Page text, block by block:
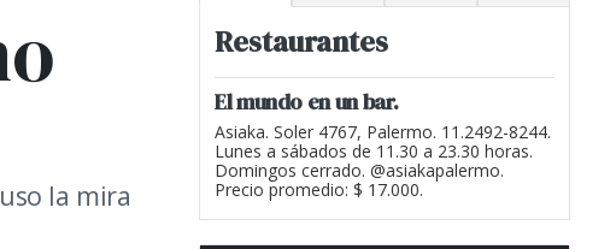
la mira
Restaurantes
El mundo en un bar.
Asiaka. Soler 4767, Palermo. 11.2492-8244.
Lunes a sábados de 11.30 a 23.30 horas.
Domingos cerrado. @asiakapalermo.
Precio promedio: $ 17.000.